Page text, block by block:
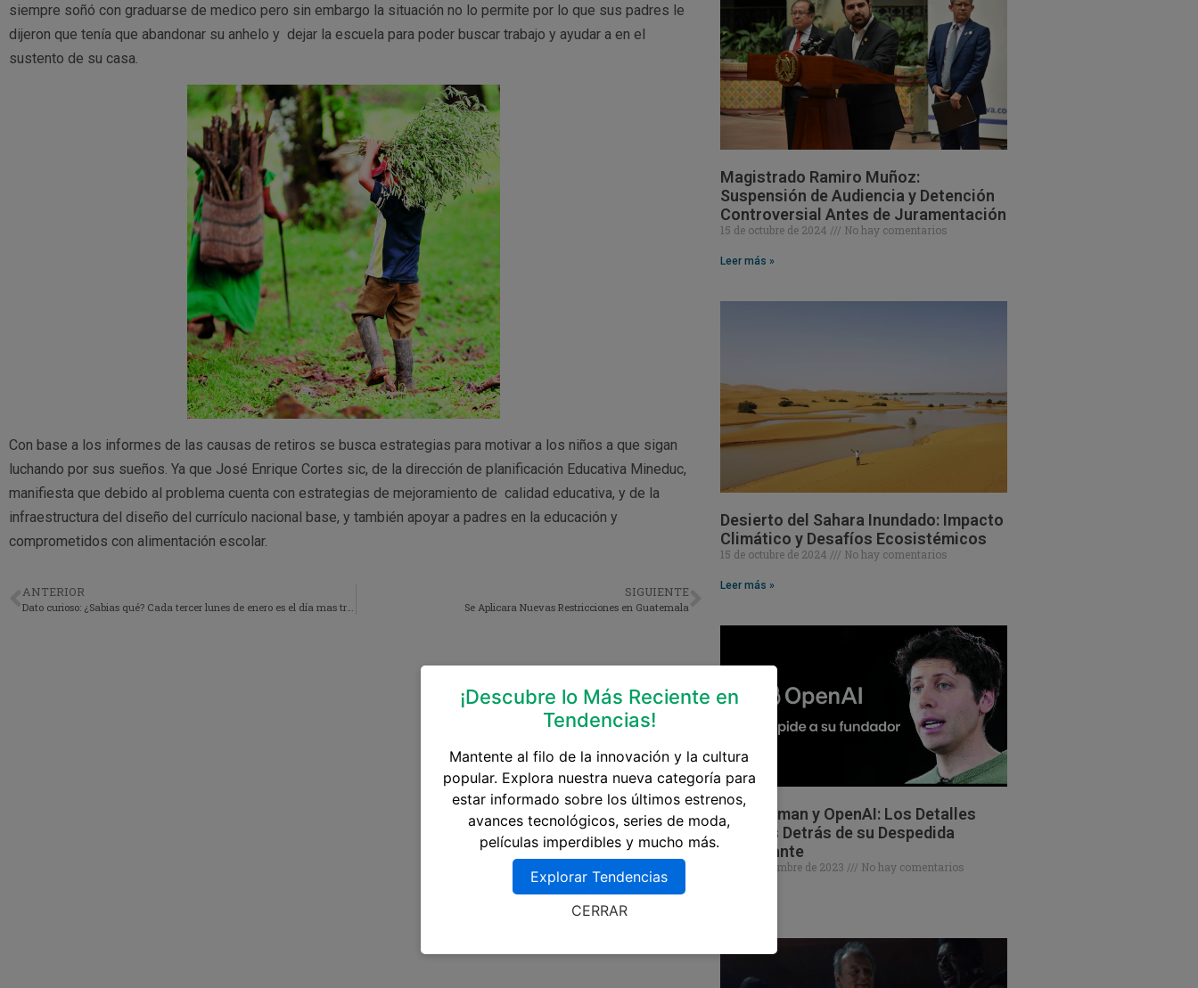
siempre soñó con graduarse de medico pero sin embargo la situación no lo permite por lo que sus padres le
dijeron que tenía que abandonar su anhelo y dejar la escuela para poder buscar trabajo y ayudar a en el
sustento de su casa.
Con base a los informes de las causas de retiros se busca estrategias para motivar a los niños a que sigan
luchando por sus sueños. Ya que José Enrique Cortes sic, de la dirección de planificación Educativa Mineduc,
manifiesta que debido al problema cuenta con estrategias de mejoramiento de calidad educativa, y de la
infraestructura del diseño del currículo nacional base, y también apoyar a padres en la educación y
comprometidos con alimentación escolar.
ANTERIOR
Dato curioso: ¿Sabias qué? Cada tercer lunes de enero es el día mas triste del año.
SIGUIENTE
Se Aplicara Nuevas Restricciones en Guatemala
Magistrado Ramiro Muñoz:
Suspensión de Audiencia y Detención
Controversial Antes de Juramentación
15 de octubre de 2024 No hay comentarios
Leer más »
Desierto del Sahara Inundado: Impacto
Climático y Desafíos Ecosistémicos
15 de octubre de 2024 No hay comentarios
Leer más »
Sam Altman y OpenAI: Los Detalles
Ocultos Detrás de su Despedida
Impactante
18 de noviembre de 2023 No hay comentarios
¡Descubre lo Más Reciente en
Tendencias!
Mantente al filo de la innovación y la cultura
popular. Explora nuestra nueva categoría para
estar informado sobre los últimos estrenos,
avances tecnológicos, series de moda,
películas imperdibles y mucho más.
Explorar Tendencias
CERRAR